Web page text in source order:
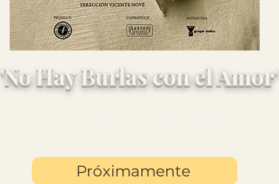
'No Hay Burlas con el Amor'
Próximamente